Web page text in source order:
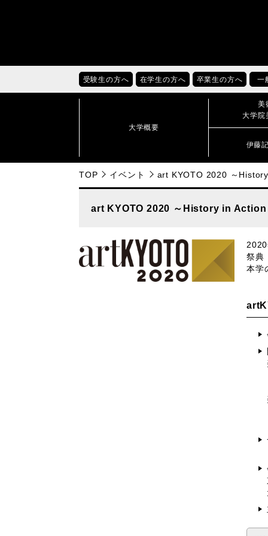
受験生の方へ 在学生の方へ 卒業生の方へ 一
大学概要
美
大学院
伊藤
TOP イベント art KYOTO 2020 ～
art KYOTO 2020 ～History in
祭典
本学